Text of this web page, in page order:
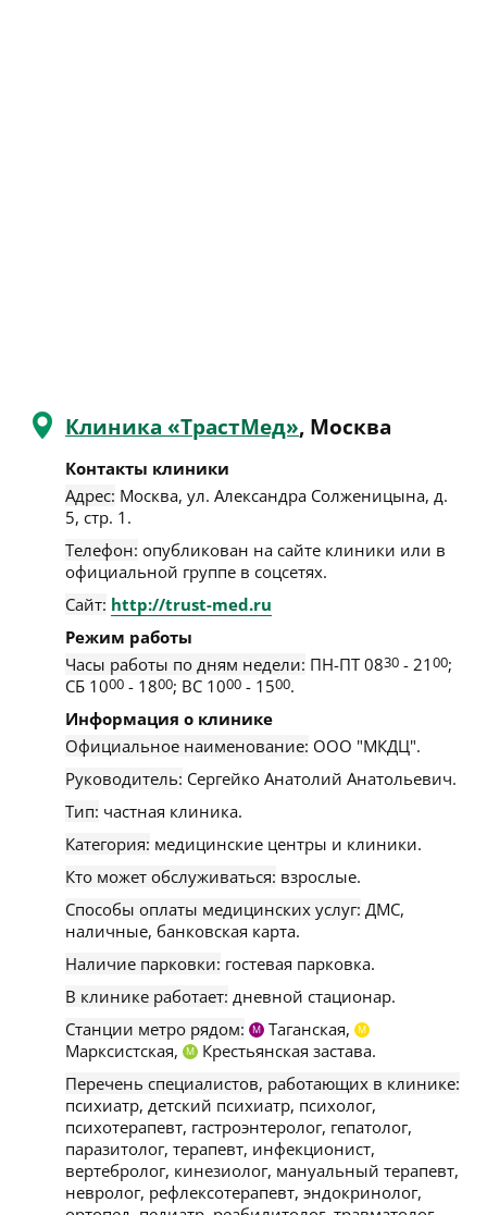
Клиника «ТрастМед», Москва
Контакты клиники
Адрес: Москва, ул. Александра Солженицына, д.
5, стр. 1 .
Телефон: опубликован на сайте клиники или в
официальной группе в соцсетях.
Сайт: http://trust-med.ru
Режим работы
Часы работы по дням недели: ПН-ПТ 0830 - 2100;
СБ 1000 - 1800; ВС 1000 - 1500.
Информация о клинике
Официальное наименование: ООО "МКДЦ".
Руководитель: Сергейко Анатолий Анатольевич.
Тип: частная клиника.
Категория: медицинские центры и клиники.
Кто может обслуживаться: взрослые.
Способы оплаты медицинских услуг: ДМС,
наличные, банковская карта.
Наличие парковки: гостевая парковка.
В клинике работает: дневной стационар.
Станции метро рядом:
М Таганская, М
Марксистская, М
Крестьянская застава.
Перечень специалистов, работающих в клинике:
психиатр, детский психиатр, психолог,
психотерапевт, гастроэнтеролог, гепатолог,
паразитолог, терапевт, инфекционист,
вертебролог, кинезиолог, мануальный терапевт,
невролог, рефлексотерапевт, эндокринолог,